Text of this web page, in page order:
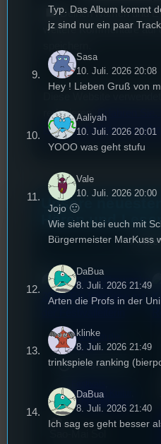
Deinen Namen und
weitere Kommentare auf
reduzieren.
Erfahren Sie,
Kommentardaten
Unsere
Hören und
Alle
mic Rund um die
U(h)R
3. August 2026
Interview
Veranstaltungen
Typ. Das Album kommt
jz sind nur ein paar
Sasa
10. Juli. 2026 20:08
Hey ! Lieben Gruß von
Aaliyah
10. Juli. 2026 20:01
YOOO was geht stufu
Vale
10. Juli. 2026 20:00
Jojo 🙂
Wie sieht bei euch mit
Bürgermeister MarKuss
DaBua
8. Juli. 2026 21:49
Arten die Profs in der
klinke
8. Juli. 2026 21:49
trinkspiele ranking
DaBua
8. Juli. 2026 21:40
Ich sag es geht besser